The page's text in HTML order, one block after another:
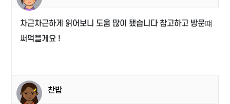
차근차근하게 읽어보니 도움 많이 됐습니다 참고하고 방문떄
써먹을게요 !
찬밥